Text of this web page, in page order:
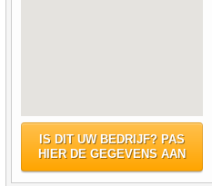
IS DIT UW BEDRIJF? PAS
HIER DE GEGEVENS AAN